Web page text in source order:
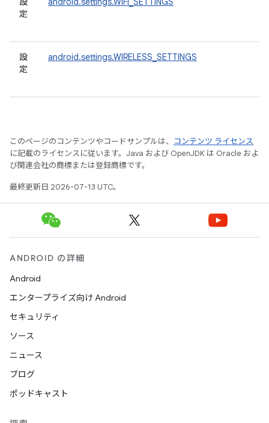
定
設
定
android.settings.WIRELESS_SETTINGS
このページのコンテンツやコードサンプルは、
コンテンツ ライセンス
に記載のライセンスに従います。Java および OpenJDK は Oracle およ
び関連会社の商標または登録商標です。
最終更新日 2026-07-13 UTC。
ANDROID の詳細
Android
エンタープライズ向け Android
セキュリティ
ソース
ニュース
ブログ
ポッドキャスト